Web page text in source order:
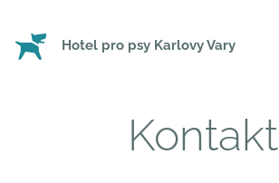
Hotel pro psy Karlovy Vary
Kontakt